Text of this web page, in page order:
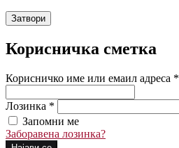
Затвори
Корисничка сметка
Корисничко име или емаил адреса *
Лозинка *
Запомни ме
Заборавена лозинка?